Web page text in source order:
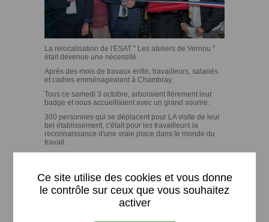
La relocalisation de l'ESAT " Les ateliers de Vernou "
était devenue une nécessité.
Après des mois de travaux enfin, travailleurs, salariés
et cadres emménageaient à Chambray.
Tous ce samedi 3 octobre, arboraient fièrement leur
badge et nous accueillaient avec un grand sourire.
300 personnes qui se déplacent pour LA visite de leur
bel établissement, c'était pour les travailleurs la
reconnaissance d'une vraie place dans le monde du
travail.
Dans les différents ateliers de production :
conditionnement, blanchisserie, espaces verts,
restauration, les travailleurs démontraient leur savoir-
Ce site utilise des cookies et vous donne
le contrôle sur ceux que vous souhaitez
activer